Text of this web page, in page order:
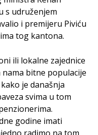
s udruženjem
i premijeru Piviću
tog kantona.
ili lokalne zajednice
bitne populacije
je današnja
svima u tom
godine imati